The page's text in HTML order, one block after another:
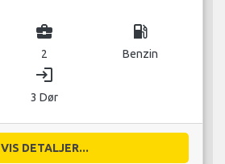
business_center
2
local_gas_station
Benzin
login
3 Dør
VIS DETALJER...